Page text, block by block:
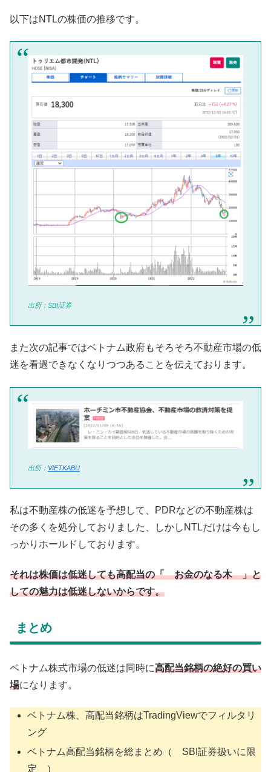
以下はNTLの株価の推移です。
出所：SBI証券
また次の記事ではベトナム政府もそろそろ不動産市場の低
迷を看過できなくなりつつあることを伝えております。
出所： VIETKABU
私は不動産株の低迷を予想して、PDRなどの不動産株は
その多くを処分しておりました、しかしNTLだけは今もし
っかりホールドしております。
それは株価は低迷しても高配当の「 お金のなる木 」と
しての魅力は低迷しないからです。
まとめ
ベトナム株式市場の低迷は同時に高配当銘柄の絶好の買い
場になります。
ベトナム株、高配当銘柄はTradingViewでフィルタリ
ング
ベトナム高配当銘柄を総まとめ（ SBI証券扱いに限
定 ）